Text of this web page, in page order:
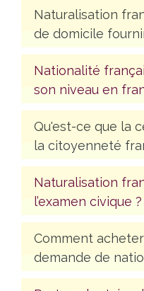
Naturalisation
de domicile
Nationalité
son niveau en
Qu'est-ce que la
la citoyenneté
Naturalisation
l’examen civique ?
Comment
demande de